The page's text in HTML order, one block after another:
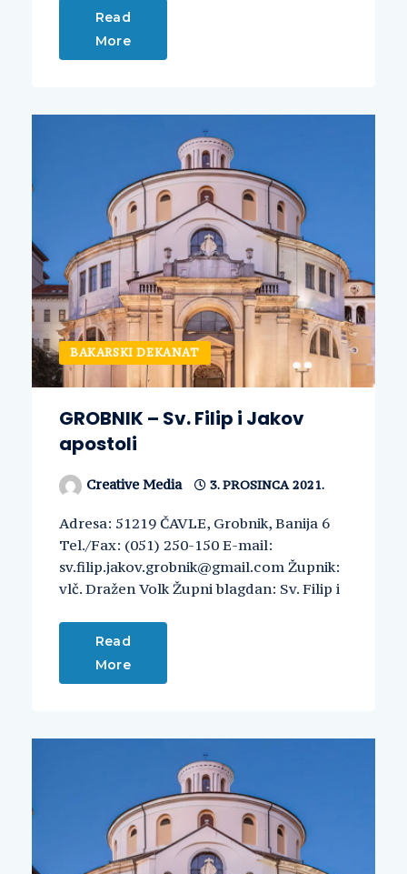
Read
More
BAKARSKI DEKANAT
GROBNIK – Sv. Filip i Jakov
apostoli
Creative Media 3. PROSINCA 2021.
Adresa: 51219 ČAVLE, Grobnik, Banija 6
Tel./Fax: (051) 250-150 E-mail:
sv.filip.jakov.grobnik@gmail.com Župnik:
vlč. Dražen Volk Župni blagdan: Sv. Filip i
Read
More